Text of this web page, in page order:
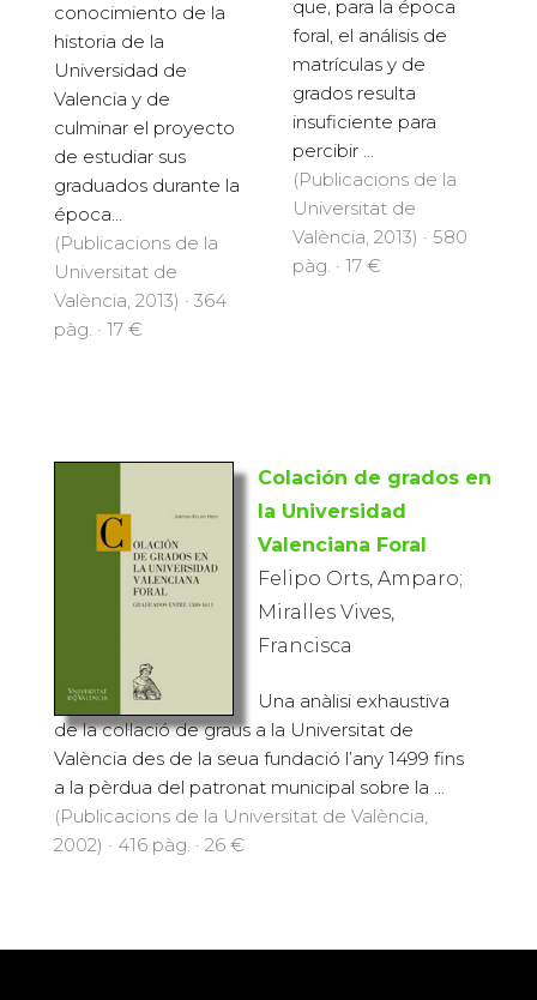
conocimiento de la
historia de la
Universidad de
Valencia y de
culminar el proyecto
de estudiar sus
graduados durante la
época...
(Publicacions de la
Universitat de
València, 2013) · 364
pàg. · 17 €
que, para la época
foral, el análisis de
matrículas y de
grados resulta
insuficiente para
percibir ...
(Publicacions de la
Universitat de
València, 2013) · 580
pàg. · 17 €
Colación de grados en
la Universidad
Valenciana Foral
Felipo Orts, Amparo;
Miralles Vives,
Francisca
Una anàlisi exhaustiva
de la col·lació de graus a la Universitat de
València des de la seua fundació l’any 1499 fins
a la pèrdua del patronat municipal sobre la ...
(Publicacions de la Universitat de València,
2002) · 416 pàg. · 26 €